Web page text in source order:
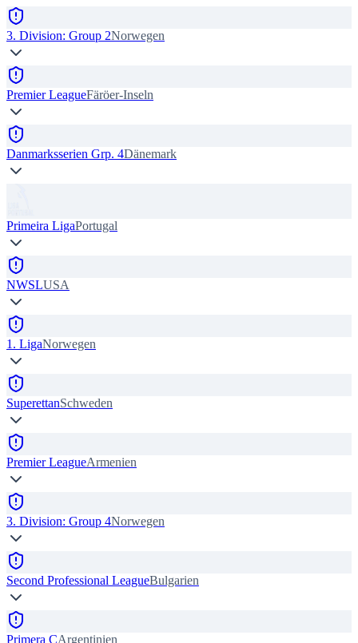
3. Division: Group 2Norwegen
Premier LeagueFäröer-Inseln
Danmarksserien Grp. 4Dänemark
Primeira LigaPortugal
NWSLUSA
1. LigaNorwegen
SuperettanSchweden
Premier LeagueArmenien
3. Division: Group 4Norwegen
Second Professional LeagueBulgarien
Primera CArgentinien